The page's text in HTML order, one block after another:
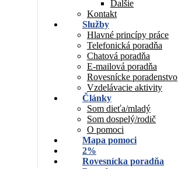
Ďalšie
Kontakt
Služby
Hlavné princípy práce
Telefonická poradňa
Chatová poradňa
E-mailová poradňa
Rovesnícke poradenstvo
Vzdelávacie aktivity
Články
Som dieťa/mladý
Som dospelý/rodič
O pomoci
Mapa pomoci
2%
Rovesnícka poradňa